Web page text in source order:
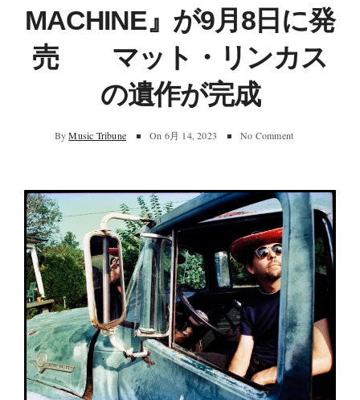
MACHINE』が9月8日に発
売 マット・リンカス
の遺作が完成
By Music Tribune On 6月 14, 2023 No Comment